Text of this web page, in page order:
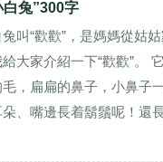
兔”300字
叫“歡歡”，是媽媽從姑姑
大家介紹一下“歡歡”。
，扁扁的鼻子，小鼻子
、嘴邊長着鬍鬚呢！還